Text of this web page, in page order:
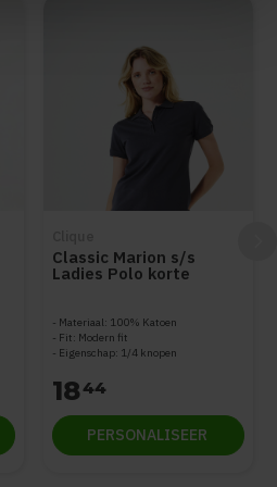
is
Classic Marion s/s
Ladies Polo korte
Materiaal: 100% Katoen
Fit: Modern fit
Eigenschap: 1/4 knopen
1844
PERSONALISEER